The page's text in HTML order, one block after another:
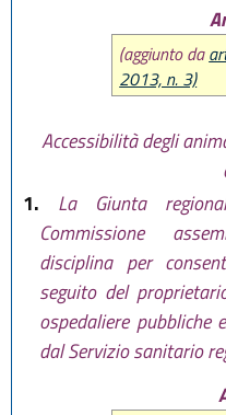
(aggiunto da
2013, n. 3)
Accessibilità degli
1.
La Giunta
Commissione
disciplina per
seguito del
ospedaliere pubbliche
dal Servizio sanitario